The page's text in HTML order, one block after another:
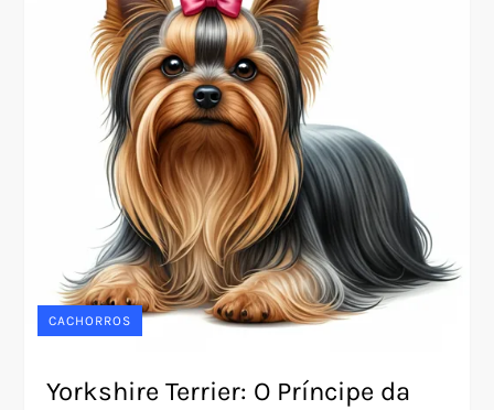
CACHORROS
Yorkshire Terrier: O Príncipe da